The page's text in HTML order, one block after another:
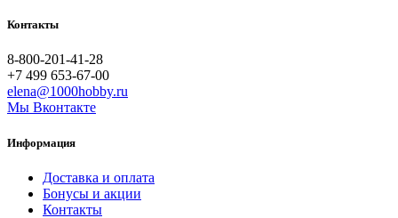
Контакты
8-800-201-41-28
+7 499 653-67-00
elena@1000hobby.ru
Мы Вконтакте
Информация
Доставка и оплата
Бонусы и акции
Контакты